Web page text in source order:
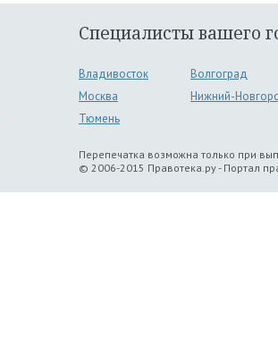
Специалисты вашего
Владивосток
Волгоград
Москва
Нижний-
Тюмень
Перепечатка возможна только при
© 2006-2015 Правотека.ру - Портал